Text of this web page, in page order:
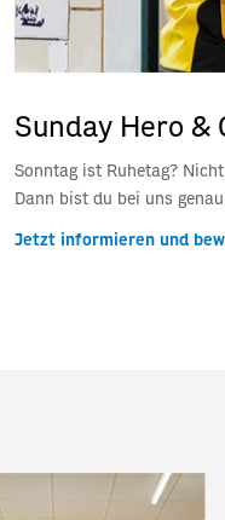
Sunday Hero &
Sonntag ist Ruhetag?
Dann bist du bei uns
Jetzt informieren und